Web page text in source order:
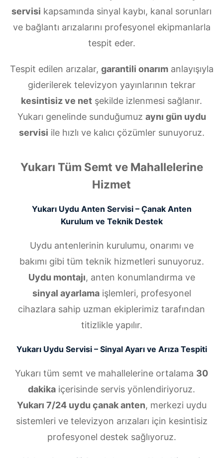
servisi kapsamında sinyal kaybı, kanal sorunları
ve bağlantı arızalarını profesyonel ekipmanlarla
tespit eder.
Tespit edilen arızalar, garantili onarımanlayışıyla
giderilerek televizyon yayınlarının tekrar
kesintisiz ve net şekilde izlenmesi sağlanır.
Yukarı genelinde sunduğumuz aynı gün uydu
servisi ile hızlı ve kalıcı çözümler sunuyoruz.
Yukarı Tüm Semt ve Mahallelerine
Hizmet
Yukarı Uydu Anten Servisi – Çanak Anten
Kurulum ve Teknik Destek
Uydu antenlerinin kurulumu, onarımı ve
bakımı gibi tüm teknik hizmetleri sunuyoruz.
Uydu montajı, anten konumlandırma ve
sinyal ayarlamaişlemleri, profesyonel
cihazlara sahip uzman ekiplerimiz tarafından
titizlikle yapılır.
Yukarı Uydu Servisi – Sinyal Ayarı ve Arıza Tespiti
Yukarı tüm semt ve mahallelerine ortalama 30
dakika içerisinde servis yönlendiriyoruz.
Yukarı 7/24 uydu çanak anten, merkezi uydu
sistemleri ve televizyon arızaları için kesintisiz
profesyonel destek sağlıyoruz.